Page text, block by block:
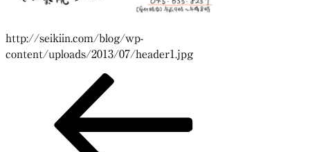
http://seikiin.com/blog/wp-
content/uploads/2013/07/header1.jpg